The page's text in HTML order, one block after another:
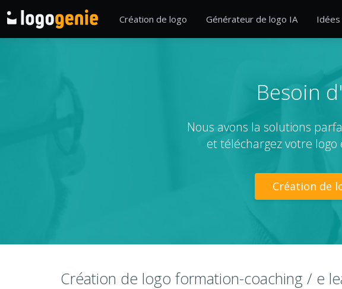
Création de logo Générateur de logo IA
Besoin
Nous avons la solutions
et téléchargez votre
Création de
Création de logo formation-coaching / e